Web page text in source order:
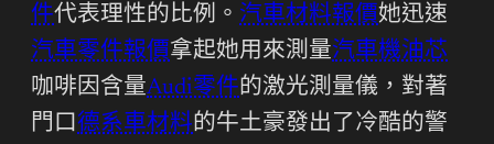
件代表理性的比例。 汽車材料報價她迅速
汽車零件報價拿起她用來測量汽車機油芯
咖啡因含量Audi零件的激光測量儀，對著
門口德系車材料的牛土豪發出了冷酷的警